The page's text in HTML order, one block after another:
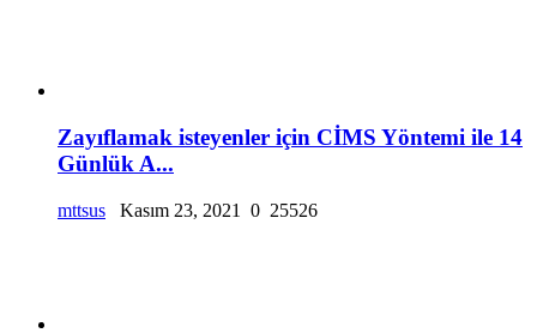
Zayıflamak isteyenler için CİMS Yöntemi ile 14
Günlük A...
mttsus Kasım 23, 2021 0 25526